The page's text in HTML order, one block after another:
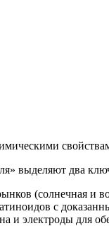
выделяют два
(солнечная и
с
и электроды для